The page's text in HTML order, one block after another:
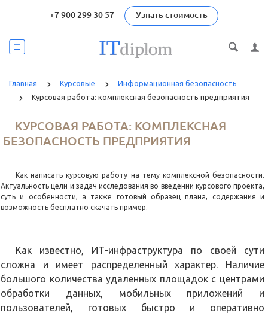
+7 900 299 30 57 Узнать стоимость
Главная Курсовые
Информационная безопасность
Курсовая работа: комплексная безопасность предприятия
КУРСОВАЯ РАБОТА: КОМПЛЕКСНАЯ
БЕЗОПАСНОСТЬ ПРЕДПРИЯТИЯ
Как написать курсовую работу на тему комплексной безопасности.
Актуальность цели и задач исследования во введении курсового проекта,
суть и особенности, а также готовый образец плана, содержания и
возможность бесплатно скачать пример.
Как известно, ИТ-инфраструктура по своей сути
сложна и имеет распределенный характер. Наличие
большого количества удаленных площадок с центрами
обработки данных, мобильных приложений и
пользователей, готовых быстро и оперативно